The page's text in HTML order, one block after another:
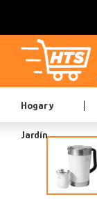
Hogar y
Jardín